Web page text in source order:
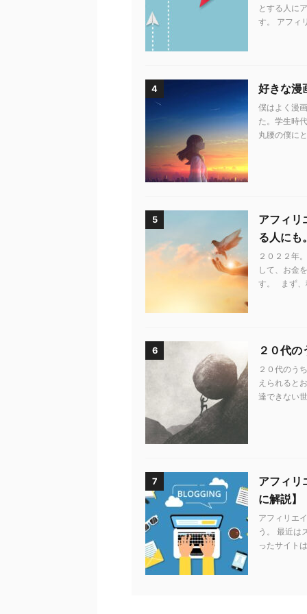
とする人に
す。 アフィ
4 好きな漫
僕はよく漫
た。学生時
丸腰の僕に
5
アフィリ
る人にも
２０２２年
して、お金
す。 まず、
6 ２０代
２０代のう
えられると
達できない
7
アフィリ
に解説】
アフィリエ
う。 最近は
ったサイト